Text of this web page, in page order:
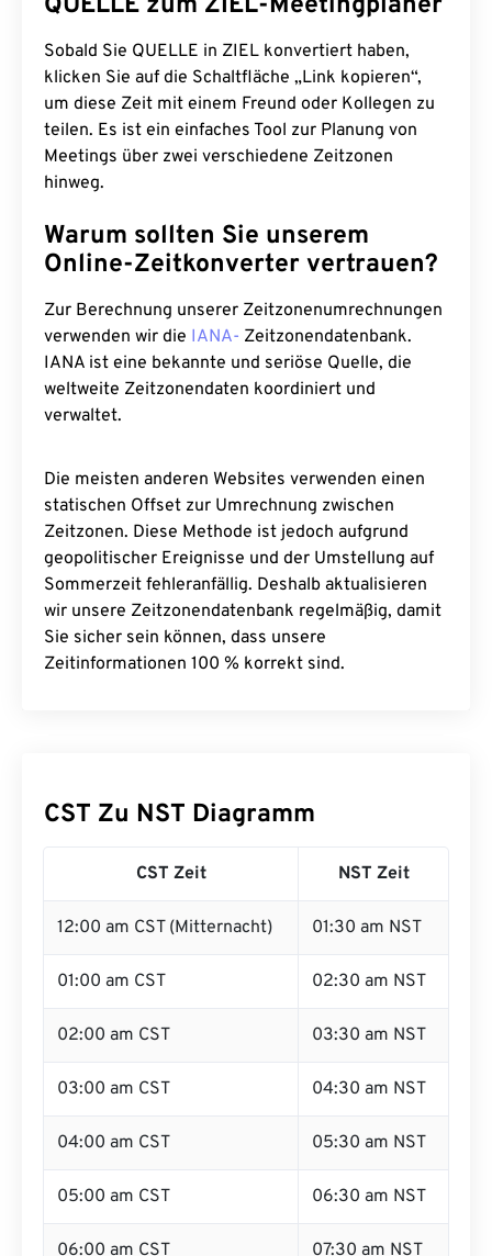
Sobald Sie QUELLE in ZIEL konvertiert haben,
klicken Sie auf die Schaltfläche „Link kopieren“,
um diese Zeit mit einem Freund oder Kollegen zu
teilen. Es ist ein einfaches Tool zur Planung von
Meetings über zwei verschiedene Zeitzonen
hinweg.
Warum sollten Sie unserem
Online-Zeitkonverter vertrauen?
Zur Berechnung unserer Zeitzonenumrechnungen
verwenden wir die IANA- Zeitzonendatenbank.
IANA ist eine bekannte und seriöse Quelle, die
weltweite Zeitzonendaten koordiniert und
verwaltet.
Die meisten anderen Websites verwenden einen
statischen Offset zur Umrechnung zwischen
Zeitzonen. Diese Methode ist jedoch aufgrund
geopolitischer Ereignisse und der Umstellung auf
Sommerzeit fehleranfällig. Deshalb aktualisieren
wir unsere Zeitzonendatenbank regelmäßig, damit
Sie sicher sein können, dass unsere
Zeitinformationen 100 % korrekt sind.
CST Zu NST Diagramm
CST Zeit NST Zeit
12:00 am CST (Mitternacht) 01:30 am NST
01:00 am CST 02:30 am NST
02:00 am CST 03:30 am NST
03:00 am CST 04:30 am NST
04:00 am CST 05:30 am NST
05:00 am CST 06:30 am NST
06:00 am CST 07:30 am NST